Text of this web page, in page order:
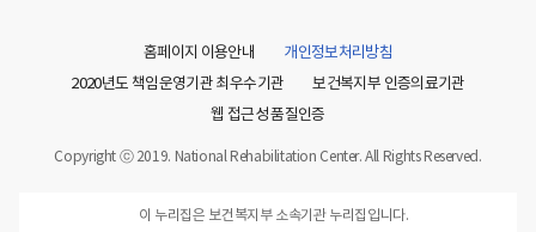
홈페이지 이용안내
개인정보처리방침
2020년도 책임운영기관 최우수기관
보건복지부 인증의료기관
웹 접근성 품질인증
Copyright ⓒ 2019. National Rehabilitation Center. All Rights Reserved.
이 누리집은 보건복지부 소속기관 누리집입니다.